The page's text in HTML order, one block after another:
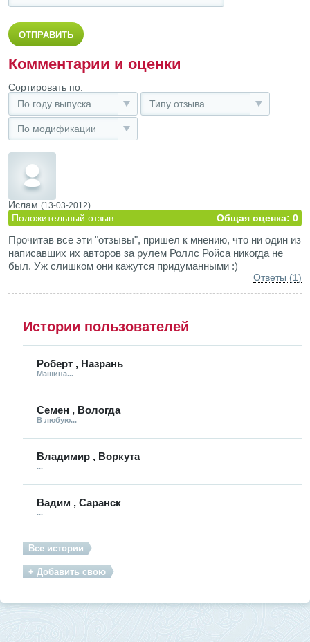
Комментарии и оценки
Сортировать по:
По году выпуска
Типу отзыва
По модификации
Ислам (13-03-2012)
Положительный отзыв Общая оценка: 0
Прочитав все эти "отзывы", пришел к мнению, что ни один из
написавших их авторов за рулем Роллс Ройса никогда не
был. Уж слишком они кажутся придуманными :)
Ответы (1)
Истории пользователей
Роберт , Назрань
Машина...
Семен , Вологда
В любую...
Владимир , Воркута
...
Вадим , Саранск
...
Все истории
+ Добавить свою